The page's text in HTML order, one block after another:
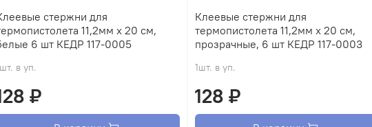
стержни для
11,2мм x 20 см,
6 шт КЕДР 117-0005
в уп.
₽
Клеевые стержни для
термопистолета 11,2мм x 20 см,
прозрачные, 6 шт КЕДР 117-0003
1шт. в уп.
128 ₽